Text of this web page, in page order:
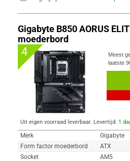
Gigabyte B850 AORUS
moederbord
4
Meest
laatste
Uit eigen voorraad leverbaar. Levertijd: 1
Merk
Gigabyte
Form factor moederbord
ATX
Socket
AM5